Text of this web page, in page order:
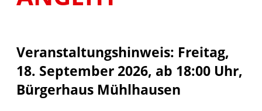
Veranstaltungshinweis: Freitag,
18. September 2026, ab 18:00 Uhr,
Bürgerhaus Mühlhausen